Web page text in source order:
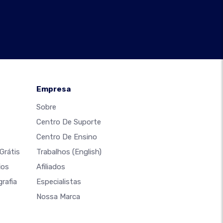
Empresa
Sobre
Centro De Suporte
Centro De Ensino
Trabalhos (English)
Afiliados
Especialistas
Nossa Marca